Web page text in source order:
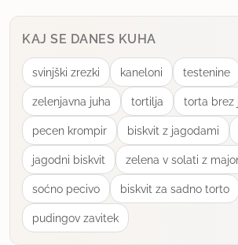
10.1.2008 ob 13:41
Katka, ali nisi enkrat tožila, da ene
povprečje......... očitno si se ti dvignila
kaj pravijo, talent je samo 10 %
res lepa tortica.
uporabno
Vendelina jr.
član od 2006 9217 sporočil
KAJ SE DANES KUHA
svinjški zrezki kaneloni testenine
zelenjavna juha tortilja torta brez
pecen krompir biskvit z jagodami
jagodni biskvit zelena v solati z
soćno pecivo biskvit za sadno torto
pudingov zavitek